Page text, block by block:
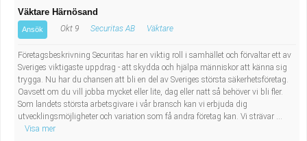
Väktare Härnösand
Ansök Okt 9 Securitas AB Väktare
Företagsbeskrivning Securitas har en viktig roll i samhället och förvaltar ett av
Sveriges viktigaste uppdrag - att skydda och hjälpa människor att känna sig
trygga. Nu har du chansen att bli en del av Sveriges största säkerhetsföretag.
Oavsett om du vill jobba mycket eller lite, dag eller natt så behöver vi bli fler.
Som landets största arbetsgivare i vår bransch kan vi erbjuda dig
utvecklingsmöjligheter och variation som få andra företag kan. Vi strävar ...
Visa mer